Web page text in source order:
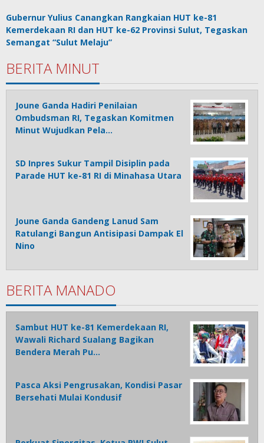
Gubernur Yulius Canangkan Rangkaian HUT ke-81
Kemerdekaan RI dan HUT ke-62 Provinsi Sulut, Tegaskan
Semangat “Sulut Melaju”
BERITA MINUT
Joune Ganda Hadiri Penilaian
Ombudsman RI, Tegaskan Komitmen
Minut Wujudkan Pela…
SD Inpres Sukur Tampil Disiplin pada
Parade HUT ke-81 RI di Minahasa Utara
Joune Ganda Gandeng Lanud Sam
Ratulangi Bangun Antisipasi Dampak El
Nino
BERITA MANADO
Sambut HUT ke-81 Kemerdekaan RI,
Wawali Richard Sualang Bagikan
Bendera Merah Pu…
Pasca Aksi Pengrusakan, Kondisi Pasar
Bersehati Mulai Kondusif